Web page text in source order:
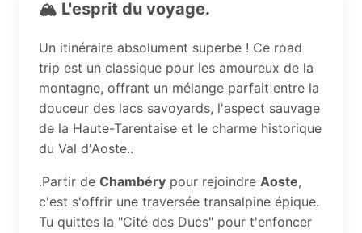
🏔️ L'esprit du voyage.
Un itinéraire absolument superbe ! Ce road
trip est un classique pour les amoureux de la
montagne, offrant un mélange parfait entre la
douceur des lacs savoyards, l'aspect sauvage
de la Haute-Tarentaise et le charme historique
du Val d'Aoste..
.Partir de Chambéry pour rejoindre Aoste,
c'est s'offrir une traversée transalpine épique.
Tu quittes la "Cité des Ducs" pour t'enfoncer